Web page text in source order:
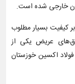
خارجی شده است.
کیفیت بسیار مطلوب
عریض یکی از
اکسین خوزستان